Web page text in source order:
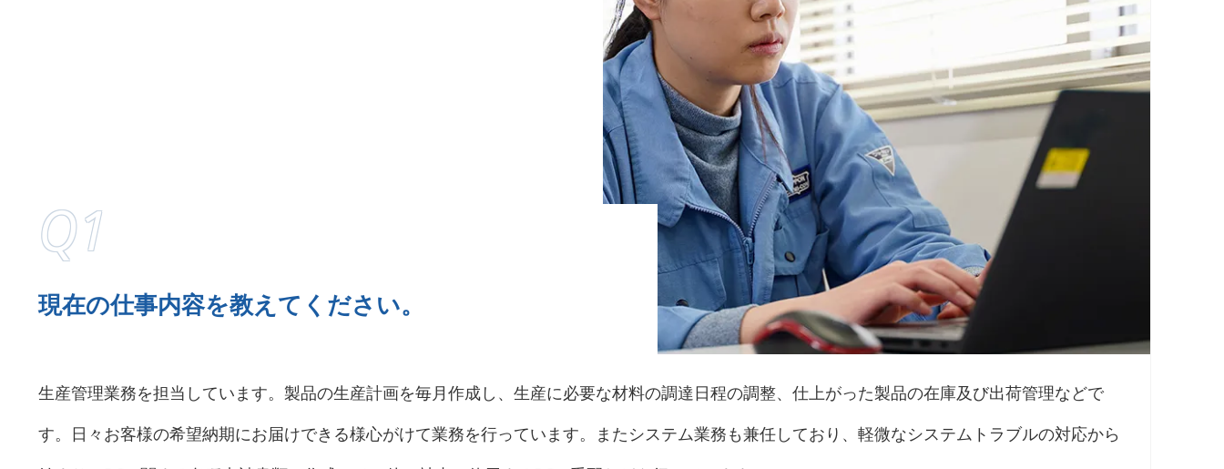
現在の仕事内容を教えてください。
生産管理業務を担当しています。製品の生産計画を毎月作成し、生産に必要な材料の調達日程の調整、仕上がった製品の在庫及び出荷管理などで
す。日々お客様の希望納期にお届けできる様心がけて業務を行っています。またシステム業務も兼任しており、軽微なシステムトラブルの対応から